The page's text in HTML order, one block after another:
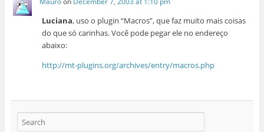
Luciana, uso o plugin “Macros”, que faz muito mais coisas
do que só carinhas. Você pode pegar ele no endereço
abaixo:
http://mt-plugins.org/archives/entry/macros.php